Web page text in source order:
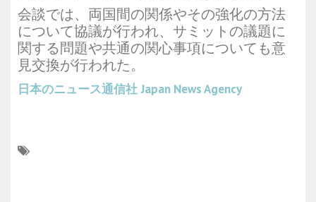
会談では、両国間の関係やその強化の方法
について協議が行われ、サミットの議題に
関する問題や共通の関心事項についても意
見交換が行われた。
日本のニュース通信社 Japan News Agency